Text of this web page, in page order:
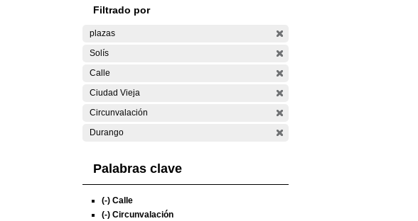
Filtrado por
plazas
Solís
Calle
Ciudad Vieja
Circunvalación
Durango
Palabras clave
(-) Calle
(-) Circunvalación